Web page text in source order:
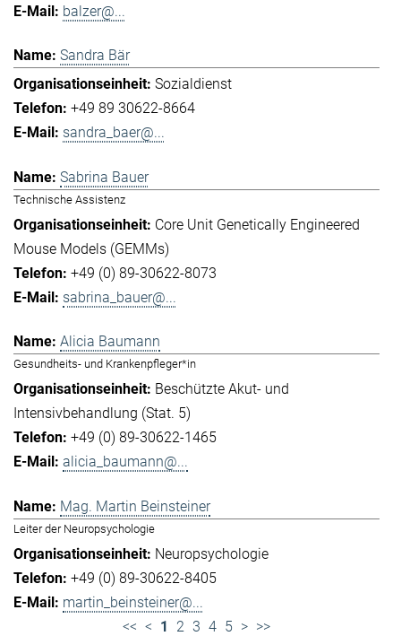
balzer@...
Sandra Bär
Sozialdienst
+49 89 30622-8664
sandra_baer@...
Sabrina Bauer
Technische Assistenz
Core Unit Genetically Engineered
Mouse Models (GEMMs)
+49 (0) 89-30622-8073
sabrina_bauer@...
Alicia Baumann
Gesundheits- und Krankenpfleger*in
Beschützte Akut- und
Intensivbehandlung (Stat. 5)
+49 (0) 89-30622-1465
alicia_baumann@...
Mag. Martin Beinsteiner
Leiter der Neuropsychologie
Neuropsychologie
+49 (0) 89-30622-8405
martin_beinsteiner@...
<< < 1 2 3 4 5 > >>